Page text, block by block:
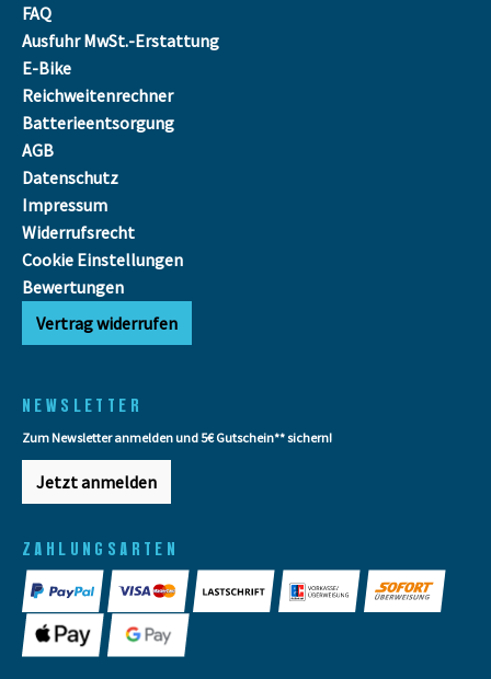
FAQ
Ausfuhr MwSt.-Erstattung
E-Bike
Reichweitenrechner
Batterieentsorgung
AGB
Datenschutz
Impressum
Widerrufsrecht
Cookie Einstellungen
Bewertungen
Vertrag widerrufen
NEWSLETTER
Zum Newsletter anmelden und 5€ Gutschein** sichern!
Jetzt anmelden
ZAHLUNGSARTEN